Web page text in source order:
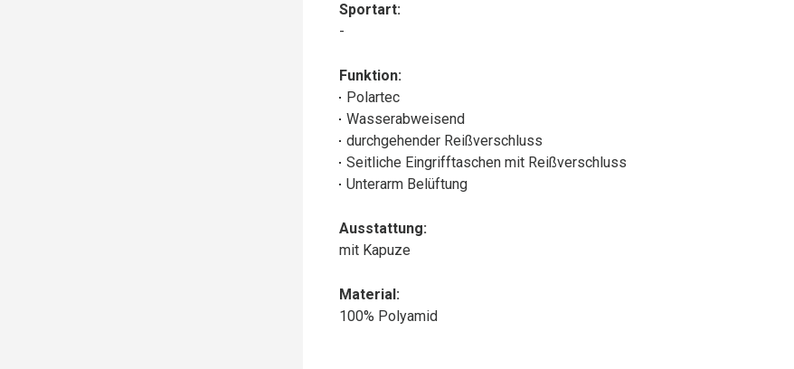
Sportart:
-
Funktion:
Polartec
Wasserabweisend
durchgehender Reißverschluss
Seitliche Eingrifftaschen mit Reißverschluss
Unterarm Belüftung
Ausstattung:
mit Kapuze
Material:
100% Polyamid